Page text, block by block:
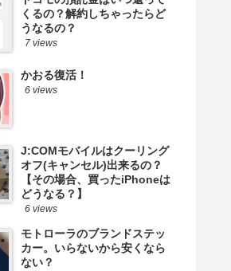
くるの？解約しちゃったらど
うなるの？
7 views
かおる復活！
6 views
J:COMモバイルはクーリング
オフ(キャンセル)出来るの？
【その場合、買ったiPhoneは
どうなる？】
6 views
モトローラのブランドステッ
カー。いらないから安くなら
ない？